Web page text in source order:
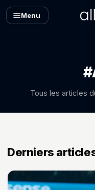
Menu
Tous les articles
Derniers